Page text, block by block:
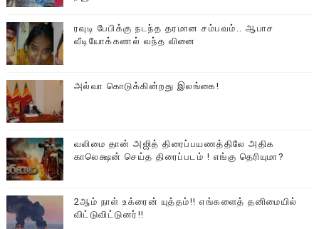
ரவுடி பேபிக்கு நடந்த தரமான சம்பவம்.. ஆபாச
வீடியோக்களால் வந்த வினை
அல்வா கொடுக்கின்றது இலங்கை!
வலிமை தான் அஜித் திரைப்பயணத்திலே அதிக
காலெக்ஷன் செய்த திரைப்படம் ! எங்கு தெரியுமா?
2ஆம் நாள் உக்ரைன் யுத்தம்!! எங்களைத் தனிமையில்
விட்டுவிட்டுனர்!!